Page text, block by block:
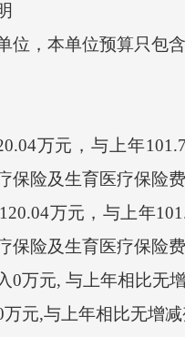
，本单位预算只包含
万元，与上年
保险及生育医疗保险
万元，与上年
保险及生育医疗保险费
元, 与上年相比无增
,与上年相比无增减